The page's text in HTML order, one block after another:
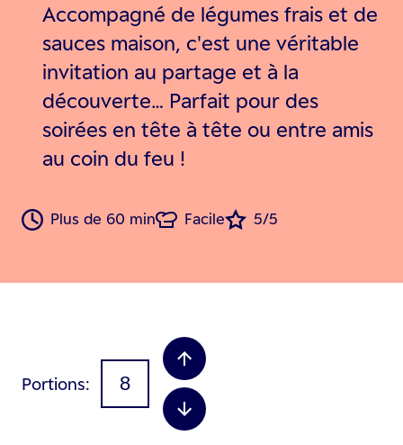
Accompagné de légumes frais et de
sauces maison, c'est une véritable
invitation au partage et à la
découverte… Parfait pour des
soirées en tête à tête ou entre amis
au coin du feu !
Plus de 60 min Facile 5/5
Portions